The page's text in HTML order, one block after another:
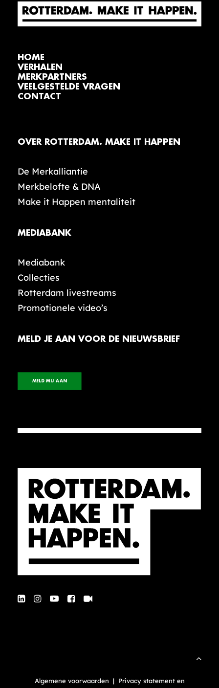
HOME
VERHALEN
MERKPARTNERS
VEELGESTELDE VRAGEN
CONTACT
OVER ROTTERDAM. MAKE IT HAPPEN
De Merkalliantie
Merkbelofte & DNA
Make it Happen mentaliteit
MEDIABANK
Mediabank
Collecties
Rotterdam livestreams
Promotionele video’s
MELD JE AAN VOOR DE NIEUWSBRIEF
MELD MIJ AAN
Algemene voorwaarden | Privacy statement en